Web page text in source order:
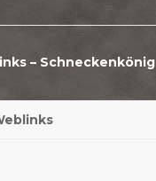
– Schneckenkönig